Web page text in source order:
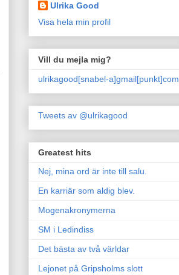
Ulrika Good
Visa hela min profil
Vill du mejla mig?
ulrikagood[snabel-a]gmail[punkt]com
Tweets av @ulrikagood
Greatest hits
Nej, mina ord är inte till salu.
En karriär som aldig blev.
Mogenakronymerna
SM i Ledindiss
Det bästa av två världar
Lejonet på Gripsholms slott